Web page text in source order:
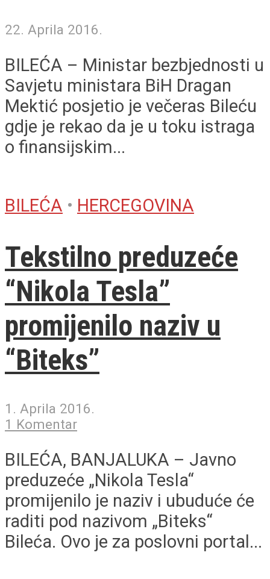
22. Aprila 2016.
BILEĆA – Ministar bezbjednosti u
Savjetu ministara BiH Dragan
Mektić posjetio je večeras Bileću
gdje je rekao da je u toku istraga
o finansijskim...
BILEĆA • HERCEGOVINA
Tekstilno preduzeće
“Nikola Tesla”
promijenilo naziv u
“Biteks”
1. Aprila 2016.
1 Komentar
BILEĆA, BANJALUKA – Javno
preduzeće „Nikola Tesla“
promijenilo je naziv i ubuduće će
raditi pod nazivom „Biteks“
Bileća. Ovo je za poslovni portal...